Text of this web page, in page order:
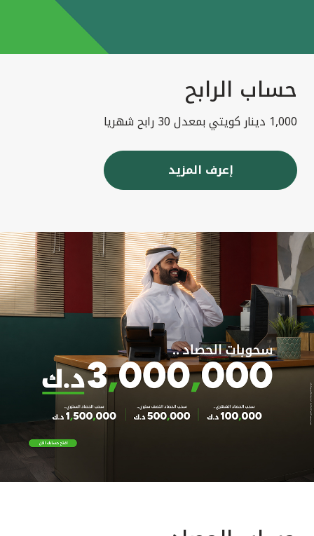
حساب الرابح
1,000 دينار كويتي بمعدل 30 رابح شهريا
إعرف المزيد